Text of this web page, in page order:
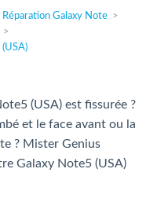
Réparation Galaxy Note
(USA) est fissurée ?
et le face avant ou la
? Mister Genius
Galaxy Note5 (USA)